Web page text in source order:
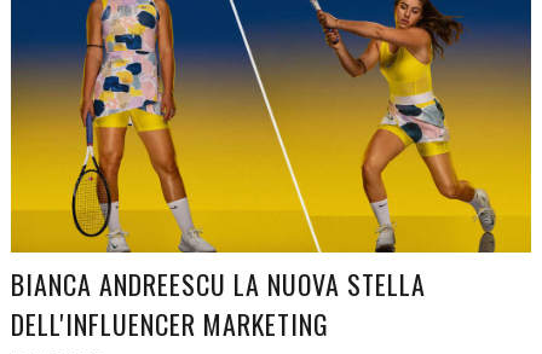
BIANCA ANDREESCU LA NUOVA STELLA
DELL'INFLUENCER MARKETING